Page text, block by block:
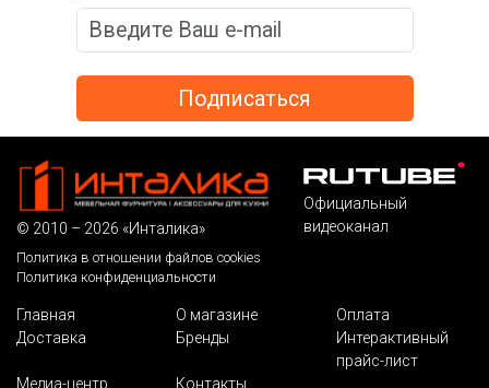
© 2010 – 2026 «Инталика»
Политика в отношении файлов cookies
Политика конфиденциальности
Официальный
видеоканал
Главная О магазине
Оплата
Доставка
Бренды
Интерактивный
прайс-лист
Медиа-центр
Контакты